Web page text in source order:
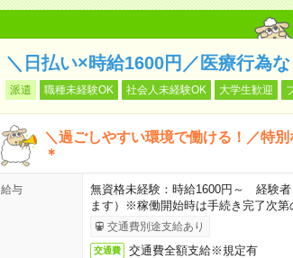
＼日払い×時給1600円／医療行為
派遣 職種未経験OK 社会人未経験OK 大学生歓迎
＼過ごしやすい環境で働ける！／特
＊
給与
無資格未経験：時給1600円～ 経験
ます）※稼働開始時は手続き完了次第
交通費別途支給あり
交通費 交通費全額支給※規定有